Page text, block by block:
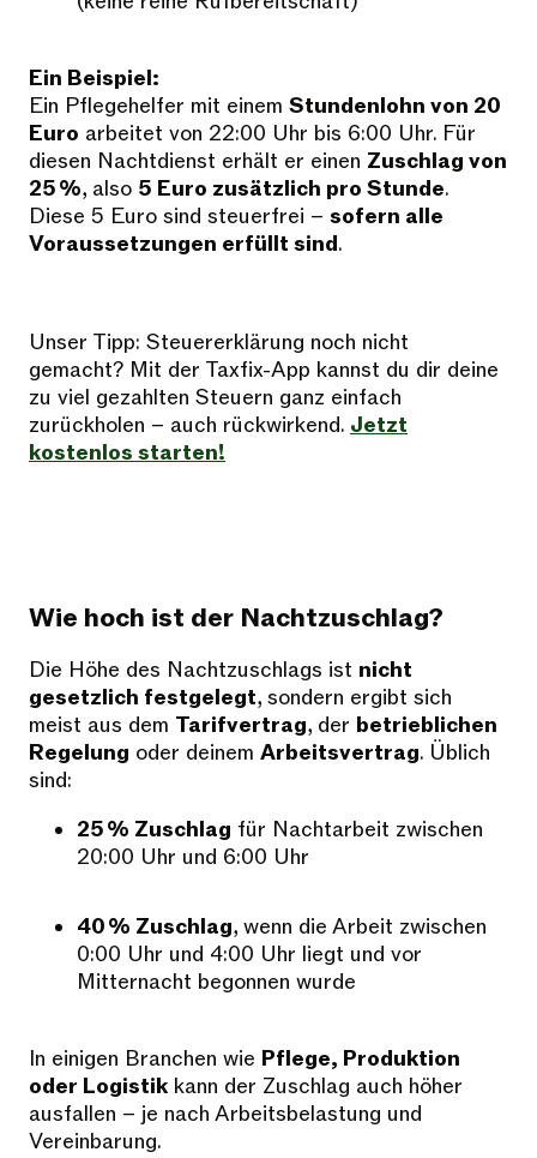
Ein Beispiel:
Ein Pflegehelfer mit einem Stundenlohn von 20
Euro arbeitet von 22:00 Uhr bis 6:00 Uhr. Für
diesen Nachtdienst erhält er einen Zuschlag von
25 %, also 5 Euro zusätzlich pro Stunde.
Diese 5 Euro sind steuerfrei – sofern alle
Voraussetzungen erfüllt sind.
Unser Tipp: Steuererklärung noch nicht
gemacht? Mit der Taxfix-App kannst du dir deine
zu viel gezahlten Steuern ganz einfach
zurückholen – auch rückwirkend. Jetzt
kostenlos starten!
Wie hoch ist der Nachtzuschlag?
Die Höhe des Nachtzuschlags ist nicht
gesetzlich festgelegt, sondern ergibt sich
meist aus dem Tarifvertrag, der betrieblichen
Regelung oder deinem Arbeitsvertrag. Üblich
sind:
25 % Zuschlag für Nachtarbeit zwischen
20:00 Uhr und 6:00 Uhr
40 % Zuschlag, wenn die Arbeit zwischen
0:00 Uhr und 4:00 Uhr liegt und vor
Mitternacht begonnen wurde
In einigen Branchen wie Pflege, Produktion
oder Logistik kann der Zuschlag auch höher
ausfallen – je nach Arbeitsbelastung und
Vereinbarung.